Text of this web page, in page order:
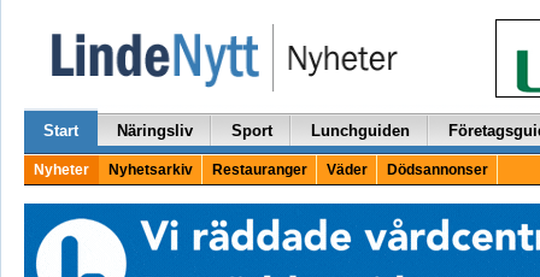
Start Näringsliv Sport Lunchguiden
Nyheter Nyhetsarkiv Restauranger Väder Dödsannonser